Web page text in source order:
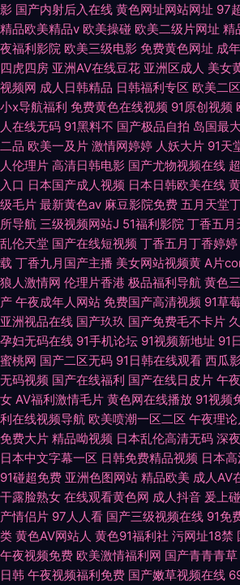
影 国产内射后入在线 黄色网址网站网址 97
精品欧美精品v 欧美操碰 欧美二级片网址 精
夜福利影院 欧美三级电影 免费黄色网址 成
四虎四房 亚洲AV在线豆花 亚洲区成人 美女
视频网 成人日韩精品 日韩福利专区 欧美二
小x导航福利 免费黄色在线视频 91原创视频
人在线无码 91黑料不 国产极品自拍 岛国最
二品 欧美一及片 激情网婷婷 人妖大片 91天
人伦理片 高清日韩电影 国产尤物视频在线
入口 日本国产成人视频 日本日韩欧美在线
级毛片 最新黄色av 麻豆影院免费 五月天堂
所导航 三级视频网站J 51福利影院 丁香五月
乱伦天堂 国产在线短视频 丁香五月丁香婷婷
载 丁香九月国产主播 美女网站视频黄 A片
狼人激情网 伦理片香港 极品福利导航 黄色
产 午夜成年人网站 免费国产高清视频 91草
亚洲视品在线 国产玖玖 国产免费毛不卡片
孕妇无码在线 91手机论坛 91视频新地址 91
蜜桃网 国产二区无码 91日韩在线观看 西瓜
无码视频 国产在线福利 国产在线日皮片 午
女 AV福利激情毛片 黄色网在线播放 91视频
利在线视频导航 欧美喷潮一区二区 午夜理
免费大片 精品呦视频 日本乱伦高清无码 深
日本中文字幕一区 日韩免费精品视频 日本
91碰超免费 亚洲色图网站 精品欧美 成人AV
干露脸熟女 在线观看黄色网 成人抖音 爰上
产情侣片 97人人看 国产三级视频在线 91免
类 黄色AV网站人 黄色91福利社 污网址18禁
午夜视频免费 欧美激情福利网 国产青青青草
日韩 午夜视频福利免费 国产嫩草视频在线